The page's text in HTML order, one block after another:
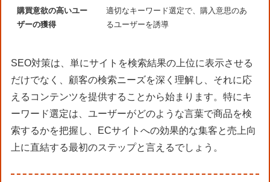
購買意欲の高いユー
ザーの獲得
適切なキーワード選定で、購入意思のあ
るユーザーを誘導
SEO対策は、単にサイトを検索結果の上位に表示させる
だけでなく、顧客の検索ニーズを深く理解し、それに応
えるコンテンツを提供することから始まります。特にキ
ーワード選定は、ユーザーがどのような言葉で商品を検
索するかを把握し、ECサイトへの効果的な集客と売上向
上に直結する最初のステップと言えるでしょう。